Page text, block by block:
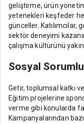
geliştirme, ürün
yetenekleri keşfeder
günceller. Katılımcılar,
sektör deneyimi
çalışma kültürünü
Sosyal
Getir, toplumsal katkı
Eğitim projelerine
verme gibi konularda
Kampanyalarından